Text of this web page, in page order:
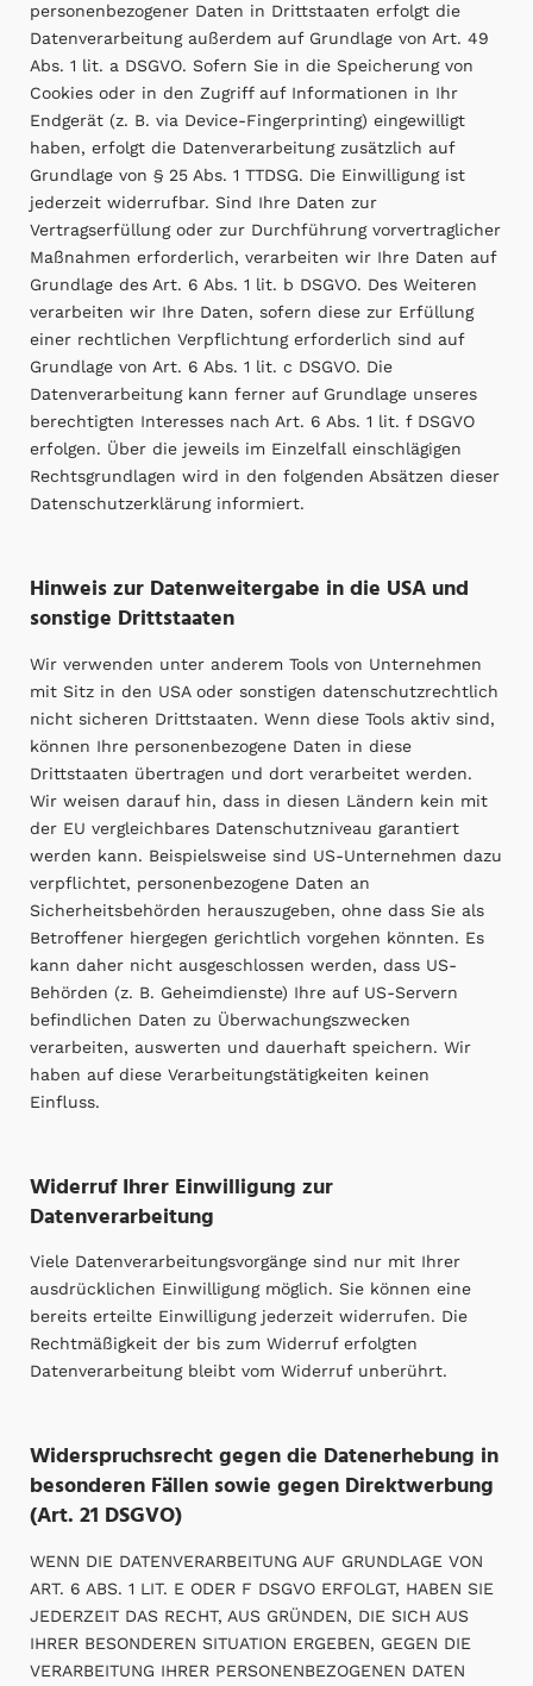
personenbezogener Daten in Drittstaaten erfolgt die
Datenverarbeitung außerdem auf Grundlage von Art. 49
Abs. 1 lit. a DSGVO. Sofern Sie in die Speicherung von
Cookies oder in den Zugriff auf Informationen in Ihr
Endgerät (z. B. via Device-Fingerprinting) eingewilligt
haben, erfolgt die Datenverarbeitung zusätzlich auf
Grundlage von § 25 Abs. 1 TTDSG. Die Einwilligung ist
jederzeit widerrufbar. Sind Ihre Daten zur
Vertragserfüllung oder zur Durchführung vorvertraglicher
Maßnahmen erforderlich, verarbeiten wir Ihre Daten auf
Grundlage des Art. 6 Abs. 1 lit. b DSGVO. Des Weiteren
verarbeiten wir Ihre Daten, sofern diese zur Erfüllung
einer rechtlichen Verpflichtung erforderlich sind auf
Grundlage von Art. 6 Abs. 1 lit. c DSGVO. Die
Datenverarbeitung kann ferner auf Grundlage unseres
berechtigten Interesses nach Art. 6 Abs. 1 lit. f DSGVO
erfolgen. Über die jeweils im Einzelfall einschlägigen
Rechtsgrundlagen wird in den folgenden Absätzen dieser
Datenschutzerklärung informiert.
Hinweis zur Datenweitergabe in die USA und
sonstige Drittstaaten
Wir verwenden unter anderem Tools von Unternehmen
mit Sitz in den USA oder sonstigen datenschutzrechtlich
nicht sicheren Drittstaaten. Wenn diese Tools aktiv sind,
können Ihre personenbezogene Daten in diese
Drittstaaten übertragen und dort verarbeitet werden.
Wir weisen darauf hin, dass in diesen Ländern kein mit
der EU vergleichbares Datenschutzniveau garantiert
werden kann. Beispielsweise sind US-Unternehmen dazu
verpflichtet, personenbezogene Daten an
Sicherheitsbehörden herauszugeben, ohne dass Sie als
Betroffener hiergegen gerichtlich vorgehen könnten. Es
kann daher nicht ausgeschlossen werden, dass US-
Behörden (z. B. Geheimdienste) Ihre auf US-Servern
befindlichen Daten zu Überwachungszwecken
verarbeiten, auswerten und dauerhaft speichern. Wir
haben auf diese Verarbeitungstätigkeiten keinen
Einfluss.
Widerruf Ihrer Einwilligung zur
Datenverarbeitung
Viele Datenverarbeitungsvorgänge sind nur mit Ihrer
ausdrücklichen Einwilligung möglich. Sie können eine
bereits erteilte Einwilligung jederzeit widerrufen. Die
Rechtmäßigkeit der bis zum Widerruf erfolgten
Datenverarbeitung bleibt vom Widerruf unberührt.
Widerspruchsrecht gegen die Datenerhebung in
besonderen Fällen sowie gegen Direktwerbung
(Art. 21 DSGVO)
WENN DIE DATENVERARBEITUNG AUF GRUNDLAGE VON
ART. 6 ABS. 1 LIT. E ODER F DSGVO ERFOLGT, HABEN SIE
JEDERZEIT DAS RECHT, AUS GRÜNDEN, DIE SICH AUS
IHRER BESONDEREN SITUATION ERGEBEN, GEGEN DIE
VERARBEITUNG IHRER PERSONENBEZOGENEN DATEN